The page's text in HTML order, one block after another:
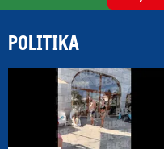
POLITIKA